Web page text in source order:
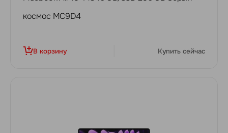
космос MC9D4
В корзину Купить сейчас